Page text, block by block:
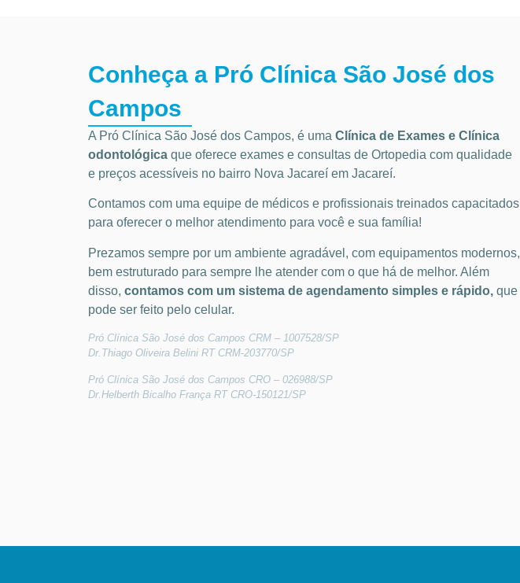
Conheça a Pró Clínica São José dos
Campos
A Pró Clínica São José dos Campos, é uma Clínica de Exames e Clínica
odontológica que oferece exames e consultas de Ortopedia com qualidade
e preços acessíveis no bairro Nova Jacareí em Jacareí.
Contamos com uma equipe de médicos e profissionais treinados capacitados
para oferecer o melhor atendimento para você e sua família!
Prezamos sempre por um ambiente agradável, com equipamentos modernos,
bem estruturado para sempre lhe atender com o que há de melhor. Além
disso, contamos com um sistema de agendamento simples e rápido, que
pode ser feito pelo celular.
Pró Clínica São José dos Campos CRM – 1007528/SP
Dr.Thiago Oliveira Belini RT CRM-203770/SP
Pró Clínica São José dos Campos CRO – 026988/SP
Dr.Helberth Bicalho França RT CRO-150121/SP